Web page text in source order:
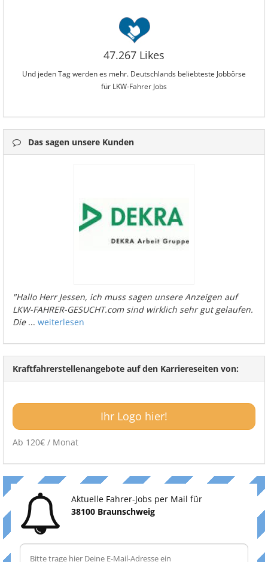
47.267 Likes
Und jeden Tag werden es mehr. Deutschlands beliebteste Jobbörse
für LKW-Fahrer Jobs
Das sagen unsere Kunden
"Hallo Herr Jessen, ich muss sagen unsere Anzeigen auf
LKW-FAHRER-GESUCHT.com sind wirklich sehr gut gelaufen.
Die... weiterlesen
Kraftfahrerstellenangebote auf den Karriereseiten von:
Ihr Logo hier!
Ab 120€ / Monat
Aktuelle Fahrer-Jobs per Mail für
38100 Braunschweig